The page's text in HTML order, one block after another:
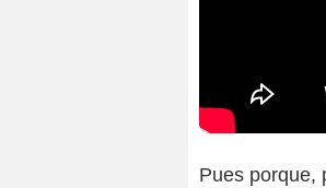
Pues porque,